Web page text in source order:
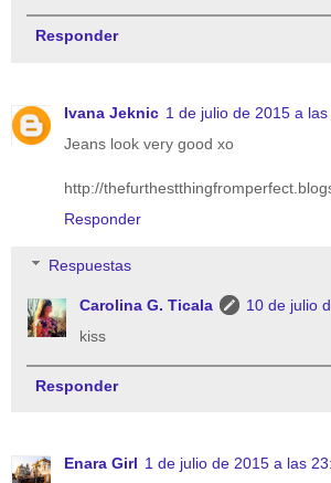
Responder
Ivana Jeknic 1 de julio de 2015 a las
Jeans look very good xo
http://
Responder
Respuestas
Carolina G. Ticala
10 de julio
kiss
Responder
Enara Girl 1 de julio de 2015 a las